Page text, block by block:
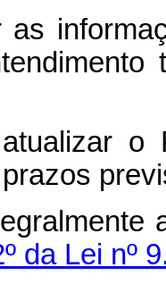
as
o
da Lei nº